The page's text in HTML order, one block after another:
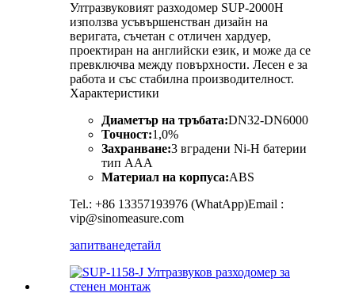
Ултразвуковият разходомер SUP-2000H
използва усъвършенстван дизайн на
веригата, съчетан с отличен хардуер,
проектиран на английски език, и може да се
превключва между повърхности. Лесен е за
работа и със стабилна производителност.
Характеристики
Диаметър на тръбата:DN32-DN6000
Точност:1,0%
Захранване:3 вградени Ni-H батерии
тип AAA
Материал на корпуса:ABS
Tel.: +86 13357193976 (WhatApp)Email :
vip@sinomeasure.com
запитванедетайл